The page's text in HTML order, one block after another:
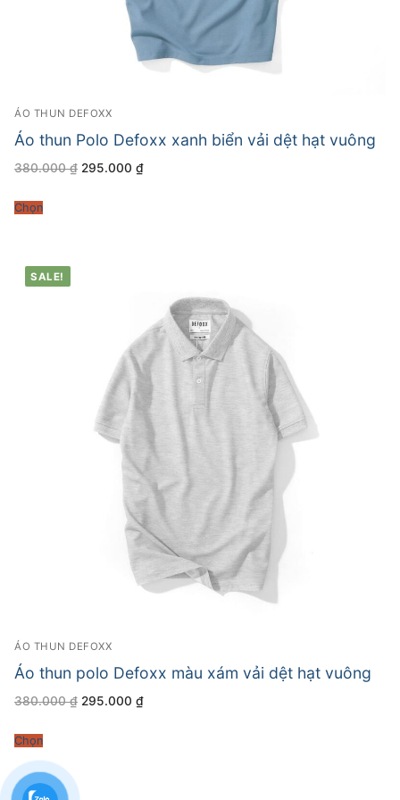
ÁO THUN DEFOXX
Áo thun Polo Defoxx xanh biển vải dệt hạt vuông
380.000₫ Giá
295.000 ₫Giá
Chọn
SALE!
ÁO THUN DEFOXX
Áo thun polo Defoxx màu xám vải dệt hạt vuông
380.000₫ Giá
295.000 ₫Giá
Chọn